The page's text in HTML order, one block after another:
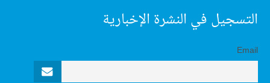
التسجيل في النشرة الإخبارية
Email